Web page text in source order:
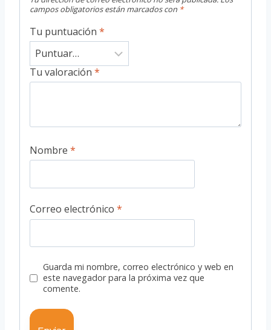
campos obligatorios están marcados con *
Tu puntuación *
Tu valoración *
Nombre *
Correo electrónico *
Guarda mi nombre, correo electrónico y web en
este navegador para la próxima vez que
comente.